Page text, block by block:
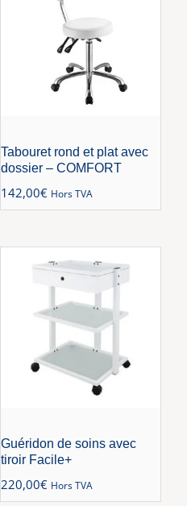
Tabouret rond et plat avec
dossier – COMFORT
142,00€ Hors TVA
Guéridon de soins avec
tiroir Facile+
220,00€ Hors TVA